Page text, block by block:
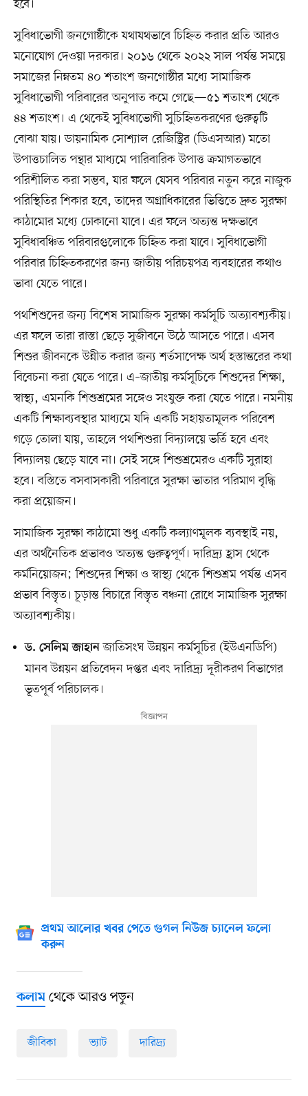
হবে।
সুবিধাভোগী জনগোষ্ঠীকে যথাযথভাবে চিহ্নিত করার প্রতি আরও
মনোযোগ দেওয়া দরকার। ২০১৬ থেকে ২০২২ সাল পর্যন্ত সময়ে
সমাজের নিম্নতম ৪০ শতাংশ জনগোষ্ঠীর মধ্যে সামাজিক
সুবিধাভোগী পরিবারের অনুপাত কমে গেছে—৫১ শতাংশ থেকে
৪৪ শতাংশ। এ থেকেই সুবিধাভোগী সুচিহ্নিতকরণের গুরুত্বটি
বোঝা যায়। ডায়নামিক সোশ্যাল রেজিস্ট্রির (ডিএসআর) মতো
উপাত্তচালিত পন্থার মাধ্যমে পারিবারিক উপাত্ত ক্রমাগতভাবে
পরিশীলিত করা সম্ভব, যার ফলে যেসব পরিবার নতুন করে নাজুক
পরিস্থিতির শিকার হবে, তাদের অগ্রাধিকারের ভিত্তিতে দ্রুত সুরক্ষা
কাঠামোর মধ্যে ঢোকানো যাবে। এর ফলে অত্যন্ত দক্ষভাবে
সুবিধাবঞ্চিত পরিবারগুলোকে চিহ্নিত করা যাবে। সুবিধাভোগী
পরিবার চিহ্নিতকরণের জন্য জাতীয় পরিচয়পত্র ব্যবহারের কথাও
ভাবা যেতে পারে।
পথশিশুদের জন্য বিশেষ সামাজিক সুরক্ষা কর্মসূচি অত্যাবশ্যকীয়।
এর ফলে তারা রাস্তা ছেড়ে সুজীবনে উঠে আসতে পারে। এসব
শিশুর জীবনকে উন্নীত করার জন্য শর্তসাপেক্ষ অর্থ হস্তান্তরের কথা
বিবেচনা করা যেতে পারে। এ–জাতীয় কর্মসূচিকে শিশুদের শিক্ষা,
স্বাস্থ্য, এমনকি শিশুশ্রমের সঙ্গেও সংযুক্ত করা যেতে পারে। নমনীয়
একটি শিক্ষাব্যবস্থার মাধ্যমে যদি একটি সহায়তামূলক পরিবেশ
গড়ে তোলা যায়, তাহলে পথশিশুরা বিদ্যালয়ে ভর্তি হবে এবং
বিদ্যালয় ছেড়ে যাবে না। সেই সঙ্গে শিশুশ্রমেরও একটি সুরাহা
হবে। বস্তিতে বসবাসকারী পরিবারে সুরক্ষা ভাতার পরিমাণ বৃদ্ধি
করা প্রয়োজন।
সামাজিক সুরক্ষা কাঠামো শুধু একটি কল্যাণমূলক ব্যবস্থাই নয়,
এর অর্থনৈতিক প্রভাবও অত্যন্ত গুরুত্বপূর্ণ। দারিদ্র্য হ্রাস থেকে
কর্মনিয়োজন; শিশুদের শিক্ষা ও স্বাস্থ্য থেকে শিশুশ্রম পর্যন্ত এসব
প্রভাব বিস্তৃত। চূড়ান্ত বিচারে বিস্তৃত বঞ্চনা রোধে সামাজিক সুরক্ষা
অত্যাবশ্যকীয়।
ড. সেলিম জাহানজাতিসংঘ উন্নয়ন কর্মসূচির (ইউএনডিপি)
মানব উন্নয়ন প্রতিবেদন দপ্তর এবং দারিদ্র্য দূরীকরণ বিভাগের
ভূতপূর্ব পরিচালক।
প্রথম আলোর খবর পেতে গুগল নিউজ চ্যানেল ফলো
করুন
কলামথেকে আরও পড়ুন
জীবিকা ভ্যাট দারিদ্র্য